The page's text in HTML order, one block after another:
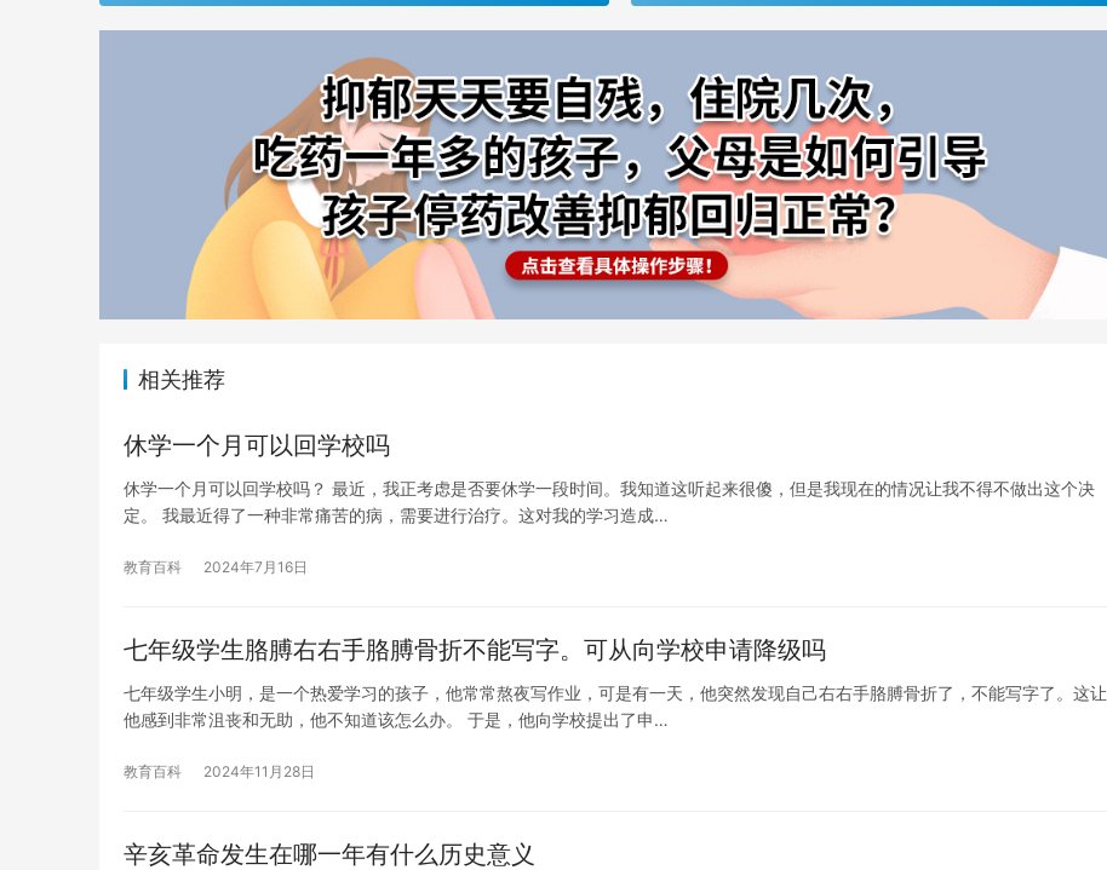
相关推荐
休学一个月可以回学校吗
休学一个月可以回学校吗？ 最近，我正考虑是否要休学一段时间。我知道这听起来很傻，但是我现在的情况让我不得不做出这个决
定。 我最近得了一种非常痛苦的病，需要进行治疗。这对我的学习造成…
教育百科 2024年7月16日
七年级学生胳膊右右手胳膊骨折不能写字。可从向学校申请降级吗
七年级学生小明，是一个热爱学习的孩子，他常常熬夜写作业，可是有一天，他突然发现自己右右手胳膊骨折了，不能写字了。这让
他感到非常沮丧和无助，他不知道该怎么办。 于是，他向学校提出了申…
教育百科 2024年11月28日
辛亥革命发生在哪一年有什么历史意义